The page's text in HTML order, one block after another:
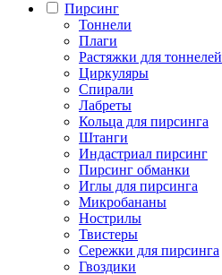
Пирсинг
Тоннели
Плаги
Растяжки для тоннелей
Циркуляры
Спирали
Лабреты
Кольца для пирсинга
Штанги
Индастриал пирсинг
Пирсинг обманки
Иглы для пирсинга
Микробананы
Нострилы
Твистеры
Сережки для пирсинга
Гвоздики